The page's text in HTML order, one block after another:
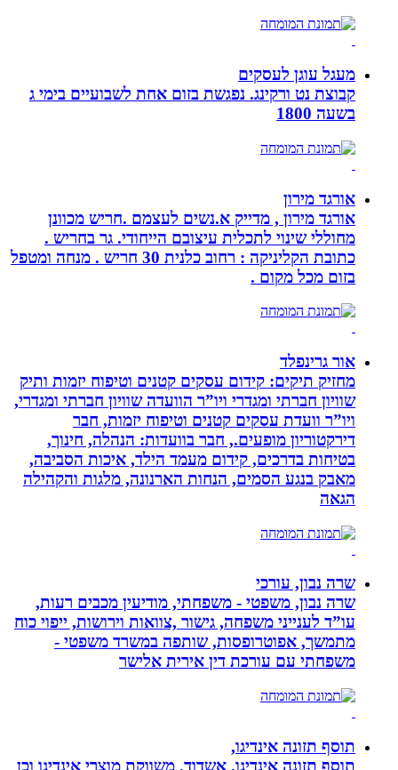
מעגל עוגן לעסקים
קבוצת נט ורקינג. נפגשת בזום אחת לשבועיים בימי ג
בשעה 1800
אורגד מירון
אורגד מירון , מדייק א.נשים לעצמם .חריש מכוונן
מחוללי שינוי לתכלית עיצובם הייחודי. גר בחריש .
כתובת הקליניקה : רחוב כלנית 30 חריש . מנחה ומטפל
בזום מכל מקום .
אור גרינפלד
מחזיק תיקים: קידום עסקים קטנים וטיפוח יזמות ותיק
שוויון חברתי ומגדרי ויו”ר הוועדה שוויון חברתי ומגדרי,
ויו”ר וועדת עסקים קטנים וטיפוח יזמות, חבר
דירקטוריון מופעים., חבר בוועדות: הנהלה, חינוך,
בטיחות בדרכים, קידום מעמד הילד, איכות הסביבה,
מאבק בנגע הסמים, הנחות הארנונה, מלגות והקהילה
הגאה
שרה נבון, עורכי
שרה נבון, משפטי - משפחתי, מודיעין מכבים רעות,
עו”ד לענייני משפחה, גישור ,צוואות וירושות, ייפוי כוח
מתמשך, אפוטרופסות, שותפה במשרד משפטי -
משפחתי עם עורכת דין אירית אלישר
תוסף תזונה אינדיגו,
תוסף תזונה אינדיגו, אשדוד. משווקת מוצרי אינדיגו וכן